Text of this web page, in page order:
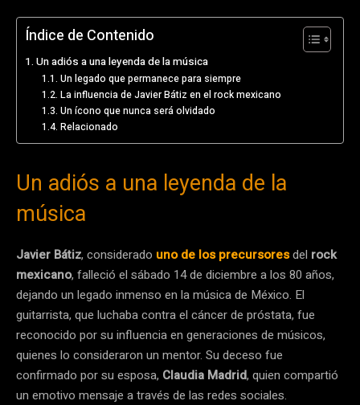
Índice de Contenido
Un adiós a una leyenda de la música
Un legado que permanece para siempre
La influencia de Javier Bátiz en el rock mexicano
Un ícono que nunca será olvidado
Relacionado
Un adiós a una leyenda de la
música
Javier Bátiz, considerado uno de los precursoresdel rock
mexicano, falleció el sábado 14 de diciembre a los 80 años,
dejando un legado inmenso en la música de México. El
guitarrista, que luchaba contra el cáncer de próstata, fue
reconocido por su influencia en generaciones de músicos,
quienes lo consideraron un mentor. Su deceso fue
confirmado por su esposa, Claudia Madrid, quien compartió
un emotivo mensaje a través de las redes sociales.